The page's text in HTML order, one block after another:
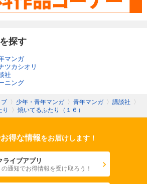
探す
マンガ
ツカシオリ
社
ニング
〉 少年・青年マンガ 〉 青年マンガ 〉 講談社 〉
〉 焼いてるふたり（１６）
得な情報をお届けします！
ライブアプリ
通知でお得情報を受け取ろう！